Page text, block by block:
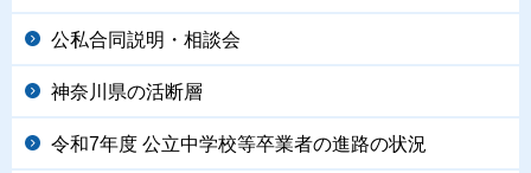
公私合同説明・相談会
神奈川県の活断層
令和7年度 公立中学校等卒業者の進路の状況